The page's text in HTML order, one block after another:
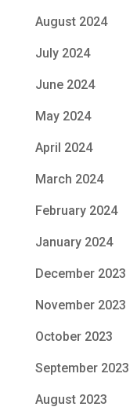
August 2024
July 2024
June 2024
May 2024
April 2024
March 2024
February 2024
January 2024
December 2023
November 2023
October 2023
September 2023
August 2023